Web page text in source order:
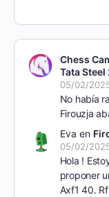
Chess
Tata Steel
05/02/
No había
Firouzja
Eva en
05/02/
Hola !
proponer
Axf1 40.